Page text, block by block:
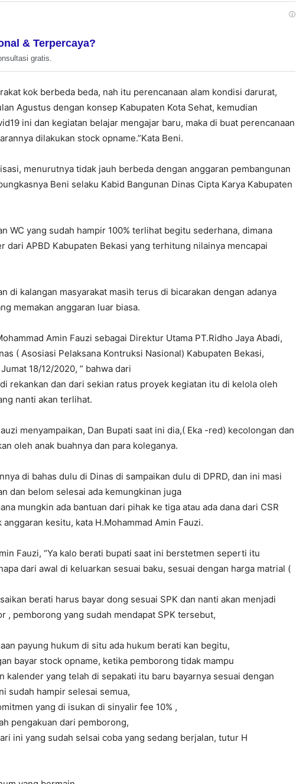
ⓘ
& Terpercaya?
gratis.
kok berbeda beda, nah itu perencanaan alam kondisi darurat,
Agustus dengan konsep Kabupaten Kota Sehat, kemudian
ini dan kegiatan belajar mengajar baru, maka di buat perencanaan
dilakukan stock opname.”Kata Beni.
menurutnya tidak jauh berbeda dengan anggaran pembangunan
Beni selaku Kabid Bangunan Dinas Cipta Karya Kabupaten
WC yang sudah hampir 100% terlihat begitu sederhana, dimana
dari APBD Kabupaten Bekasi yang terhitung nilainya mencapai
di kalangan masyarakat masih terus di bicarakan dengan adanya
memakan anggaran luar biasa.
Amin Fauzi sebagai Direktur Utama PT.Ridho Jaya Abadi,
( Asosiasi Pelaksana Kontruksi Nasional) Kabupaten Bekasi,
18/12/2020, ” bahwa dari
rekankan dan dari sekian ratus proyek kegiatan itu di kelola oleh
nanti akan terlihat.
menyampaikan, Dan Bupati saat ini dia,( Eka -red) kecolongan dan
oleh anak buahnya dan para koleganya.
di bahas dulu di Dinas di sampaikan dulu di DPRD, dan ini masi
dan belom selesai ada kemungkinan juga
mungkin ada bantuan dari pihak ke tiga atau ada dana dari CSR
kesitu, kata H.Mohammad Amin Fauzi.
Fauzi, “Ya kalo berati bupati saat ini berstetmen seperti itu
dari awal di keluarkan sesuai baku, sesuai dengan harga matrial (
berati harus bayar dong sesuai SPK dan nanti akan menjadi
, pemborong yang sudah mendapat SPK tersebut,
payung hukum di situ ada hukum berati kan begitu,
bayar stock opname, ketika pemborong tidak mampu
kalender yang telah di sepakati itu baru bayarnya sesuai dengan
sudah hampir selesai semua,
yang di isukan di sinyalir fee 10% ,
pengakuan dari pemborong,
ini yang sudah selsai coba yang sedang berjalan, tutur H